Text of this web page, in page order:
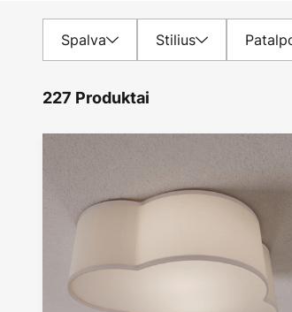
Spalva Stilius
227 Produktai